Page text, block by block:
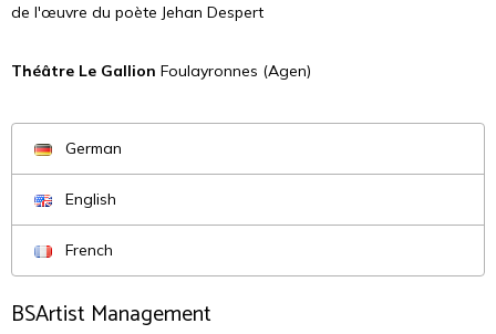
de l'œuvre du poète Jehan Despert
Théâtre Le Gallion Foulayronnes (Agen)
German
English
French
BSArtist Management